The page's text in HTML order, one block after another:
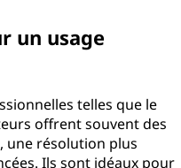
un usage
telles que le
offrent souvent des
une résolution plus
Ils sont idéaux pour